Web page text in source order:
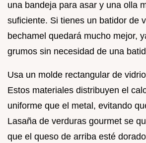
una bandeja para asar y una olla
suficiente. Si tienes un batidor de
bechamel quedará mucho mejor,
grumos sin necesidad de una
Usa un molde rectangular de
Estos materiales distribuyen el
uniforme que el metal, evitando
Lasaña de verduras gourmet se
que el queso de arriba esté